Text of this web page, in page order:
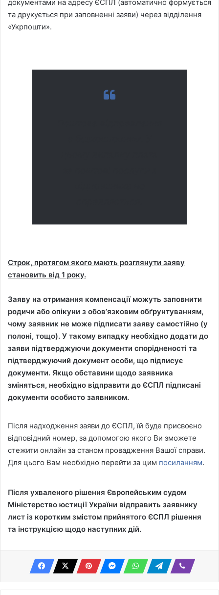
документами на адресу ЄСПЛ (автоматично формується
та друкується при заповненні заяви) через відділення
«Укрпошти».
Строк, протягом якого мають розглянути заяву
становить від 1 року.
Заяву на отримання компенсації можуть заповнити
родичи або опікуни з обовʼязковим обґрунтуванням,
чому заявник не може підписати заяву самостійно (у
полоні, тощо). У такому випадку необхідно додати до
заяви підтверджуючи документи спорідненості та
підтверджуючий документ особи, що підписує
документи. Якщо обставини щодо заявника
зміняться, необхідно відправити до ЄСПЛ підписані
документи особисто заявником.
Після надходження заяви до ЄСПЛ, їй буде присвоєно
відповідний номер, за допомогою якого Ви зможете
стежити онлайн за станом провадження Вашої справи.
Для цього Вам необхідно перейти за цим посиланням.
Після ухваленого рішення Європейським судом
Міністерство юстиції України відправить заявнику
лист із коротким змістом прийнятого ЄСПЛ рішення
та інструкцією щодо наступних дій.